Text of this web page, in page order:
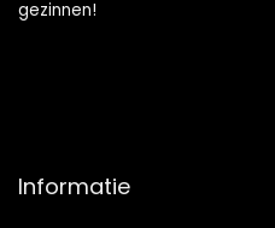
gezinnen!
Informatie